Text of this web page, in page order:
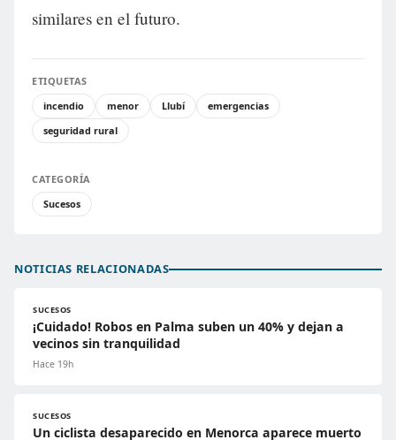
similares en el futuro.
ETIQUETAS
incendio
menor Llubí
emergencias
seguridad rural
CATEGORÍA
Sucesos
NOTICIAS RELACIONADAS
SUCESOS
¡Cuidado! Robos en Palma suben un 40% y dejan a
vecinos sin tranquilidad
Hace 19h
SUCESOS
Un ciclista desaparecido en Menorca aparece muerto